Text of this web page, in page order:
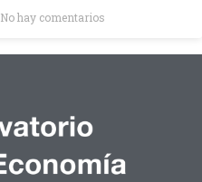
No hay comentarios